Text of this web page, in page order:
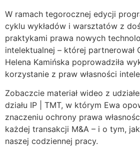
W ramach tegorocznej edycji
cyklu wykładów i warsztatów z
praktykami prawa nowych
intelektualnej – której partnerował
Helena Kamińska poprowadziła
korzystanie z praw własności
Zobaczcie materiał wideo z
działu IP | TMT, w którym Ewa
znaczeniu ochrony prawa
każdej transakcji M&A – i o tym,
naszej codziennej pracy.